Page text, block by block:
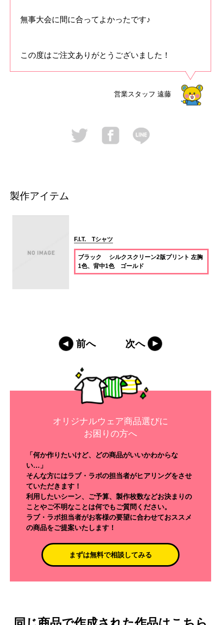
無事大会に間に合ってよかったです♪
この度はご注文ありがとうございました！
営業スタッフ 遠藤
製作アイテム
F.I.T. Tシャツ
ブラック シルクスクリーン2版プリント 左胸
1色、背中1色 ゴールド
前へ 次へ
オリジナルウェア商品選びに
お困りの方へ
「何か作りたいけど、どの商品がいいかわからな
い…」
そんな方にはラブ・ラボの担当者がヒアリングをさせ
ていただきます！
利用したいシーン、ご予算、製作枚数などお決まりの
ことやご不明なことは何でもご質問ください。
ラブ・ラボ担当者がお客様の要望に合わせておススメ
の商品をご提案いたします！
まずは無料で相談してみる